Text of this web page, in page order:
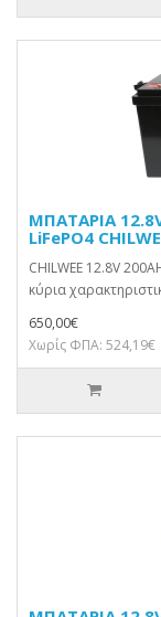
ΜΠΑΤΑΡΙΑ
LiFePO4
CHILWEE 12.8V
κύρια
650,00€
Χωρίς ΦΠΑ: 524,19€